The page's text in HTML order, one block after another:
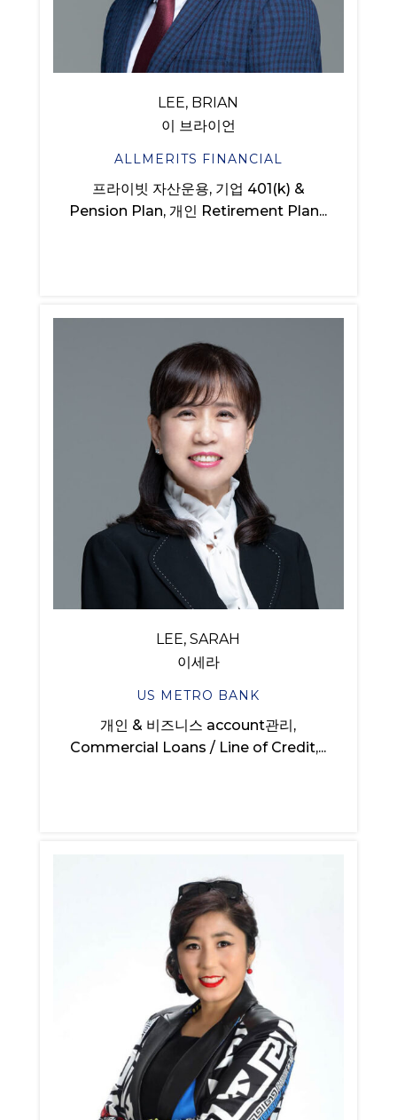
LEE, BRIAN
이 브라이언
ALLMERITS FINANCIAL
프라이빗 자산운용, 기업 401(k) &
Pension Plan, 개인 Retirement Plan...
LEE, SARAH
이세라
US METRO BANK
개인 & 비즈니스 account관리,
Commercial Loans / Line of Credit,...